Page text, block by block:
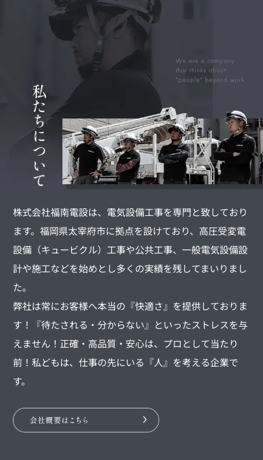
株式会社福南電設は、電気設備工事を専門と致しており
ます。福岡県太宰府市に拠点を設けており、高圧受変電
設備（キュービクル）工事や公共工事、一般電気設備設
計や施工などを始めとし多くの実績を残してまいりまし
た。
弊社は常にお客様へ本当の『快適さ』を提供しておりま
す！『待たされる・分からない』といったストレスを与
えません！正確・高品質・安心は、プロとして当たり
前！私どもは、仕事の先にいる『人』を考える企業で
す。